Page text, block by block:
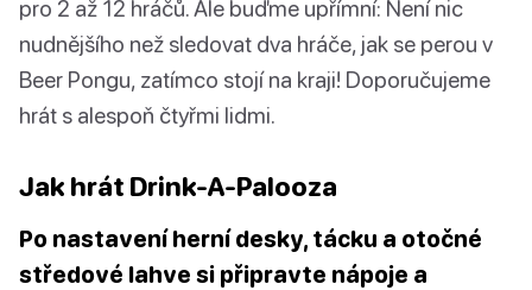
pro 2 až 12 hráčů. Ale buďme upřímní: Není nic
nudnějšího než sledovat dva hráče, jak se perou v
Beer Pongu, zatímco stojí na kraji! Doporučujeme
hrát s alespoň čtyřmi lidmi.
Jak hrát Drink-A-Palooza
Po nastavení herní desky, tácku a otočné
středové lahve si připravte nápoje a